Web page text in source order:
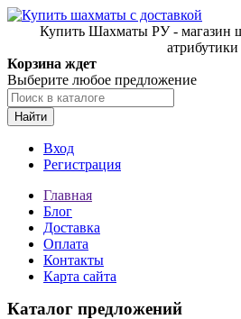
Купить Шахматы РУ - магазин
атрибутики
Корзина ждет
Выберите любое предложение
Найти
Вход
Регистрация
Главная
Блог
Доставка
Оплата
Контакты
Карта сайта
Каталог предложений